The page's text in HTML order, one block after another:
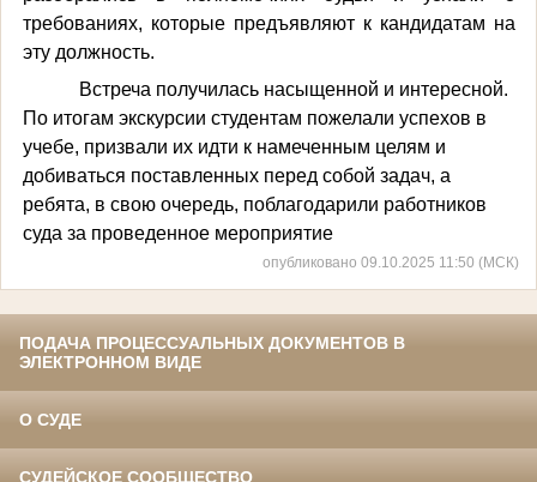
требованиях, которые предъявляют к кандидатам на
эту должность.
Встреча получилась насыщенной и интересной.
По итогам экскурсии студентам пожелали успехов в
учебе, призвали их идти к намеченным целям и
добиваться поставленных перед собой задач, а
ребята, в свою очередь, поблагодарили работников
суда за проведенное мероприятие
опубликовано 09.10.2025 11:50 (МСК)
ПОДАЧА ПРОЦЕССУАЛЬНЫХ ДОКУМЕНТОВ В
ЭЛЕКТРОННОМ ВИДЕ
О СУДЕ
СУДЕЙСКОЕ СООБЩЕСТВО